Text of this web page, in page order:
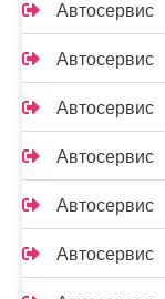
Автосервис
Автосервис
Автосервис
Автосервис
Автосервис
Автосервис